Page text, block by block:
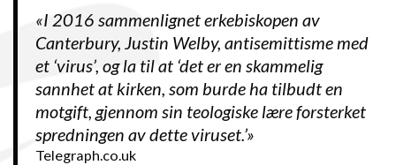
«I 2016 sammenlignet erkebiskopen av
Canterbury, Justin Welby, antisemittisme med
et ‘virus’, og la til at ‘det er en skammelig
sannhet at kirken, som burde ha tilbudt en
motgift, gjennom sin teologiske lære forsterket
spredningen av dette viruset.’»
Telegraph.co.uk